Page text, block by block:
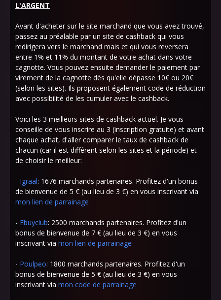
L'ARGENT
Avant d'acheter sur le site marchand que vous avez trouvé,
passez au préalable par un site de cashback qui vous
redirigera vers le marchand mais et qui vous reversera
entre 1% et 11% du montant de votre achat dans votre
cagnotte. Vous pouvez ensuite demander le paiement par
virement de la cagnotte dès qu'elle dépasse 10€ ou 20€
(selon les sites). Ils proposent également code de réduction
avec possibilité de les cumuler avec le cashback.
Voici les 3 meilleurs sites de cashback actuel. Je vous
conseille de vous inscrire au 3 (inscription gratuite) et avant
chaque achat, d'aller comparer le taux de cashback de
chacun (car il est différent selon les sites et la période) et
de choisir le meilleur:
- Igraal: 1676 marchands partenaires. Profitez d'un bonus
de bienvenue de 5 € (au lieu de 3 €) en vous inscrivant via
mon lien de parrainage
- Ebuyclub: 2500 marchands partenaires. Profitez d'un
bonus de bienvenue de 7 € (au lieu de 3 €) en vous
inscrivant via mon lien de parrainage
- Poulpeo: 1800 marchands partenaires. Profitez d'un
bonus de bienvenue de 5 € (au lieu de 3 €) en vous
inscrivant via mon code de parrainage